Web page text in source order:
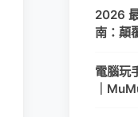
2026
南：顛
電腦玩
｜